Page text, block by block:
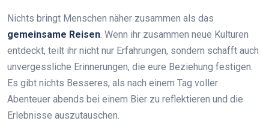
Nichts bringt Menschen näher zusammen als das
gemeinsame Reisen. Wenn ihr zusammen neue Kulturen
entdeckt, teilt ihr nicht nur Erfahrungen, sondern schafft auch
unvergessliche Erinnerungen, die eure Beziehung festigen.
Es gibt nichts Besseres, als nach einem Tag voller
Abenteuer abends bei einem Bier zu reflektieren und die
Erlebnisse auszutauschen.